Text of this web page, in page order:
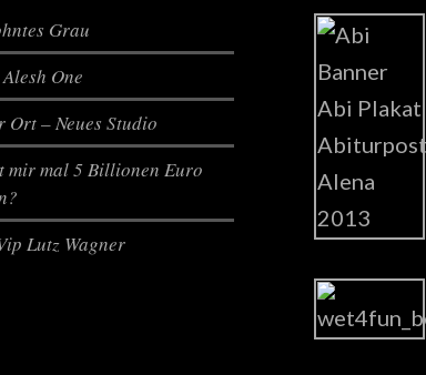
Grau
One
Ort – Neues Studio
mir mal 5 Billionen Euro
Lutz Wagner